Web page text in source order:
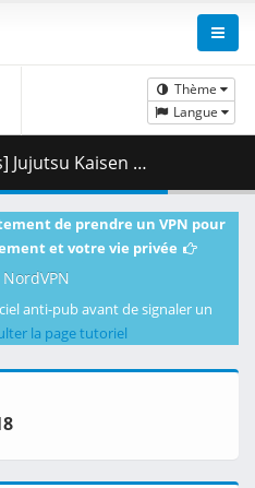
Thème
Langue
AAC) [E0646D85].mkv.002 ( 458.98 MB )
de prendre un VPN pour
et votre vie privée
anti-pub avant de signaler un
la page tutoriel